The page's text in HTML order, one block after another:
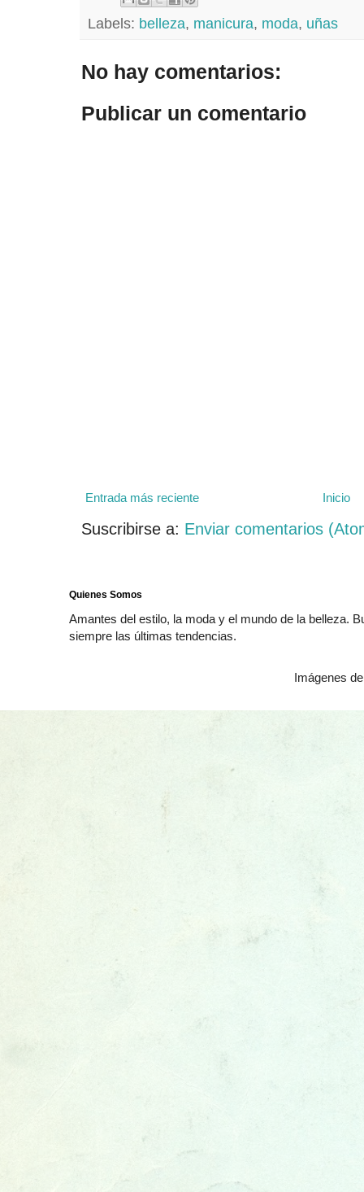
Labels: belleza, manicura, moda, uñas
No hay comentarios:
Publicar un comentario
Entrada más reciente Inicio
Suscribirse a: Enviar comentarios
Quienes Somos
Amantes del estilo, la moda y el mundo de la belleza.
siempre las últimas tendencias.
Imágenes